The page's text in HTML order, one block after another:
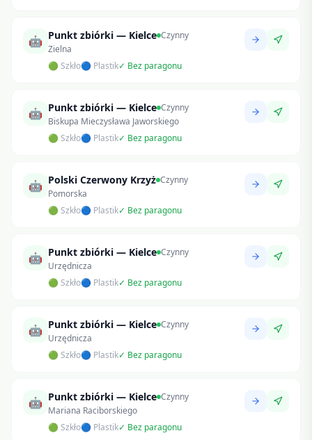
🤖 Punkt zbiórki — Kielce Czynny
Zielna
🟢 Szkło🔵 Plastik✓ Bez paragonu
🤖 Punkt zbiórki — Kielce Czynny
Biskupa Mieczysława Jaworskiego
🟢 Szkło🔵 Plastik✓ Bez paragonu
🤖 Polski Czerwony Krzyż Czynny
Pomorska
🟢 Szkło🔵 Plastik✓ Bez paragonu
🤖 Punkt zbiórki — Kielce Czynny
Urzędnicza
🟢 Szkło🔵 Plastik✓ Bez paragonu
🤖 Punkt zbiórki — Kielce Czynny
Urzędnicza
🟢 Szkło🔵 Plastik✓ Bez paragonu
🤖 Punkt zbiórki — Kielce Czynny
Mariana Raciborskiego
🟢 Szkło🔵 Plastik✓ Bez paragonu